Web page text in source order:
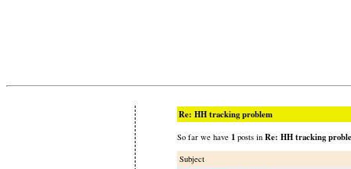
Re: HH tracking problem
So far we have 1 posts in Re: HH tracking
Subject